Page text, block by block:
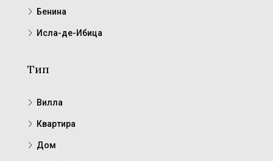
Бенина
Исла-де-Ибица
Тип
Вилла
Квартира
Дом